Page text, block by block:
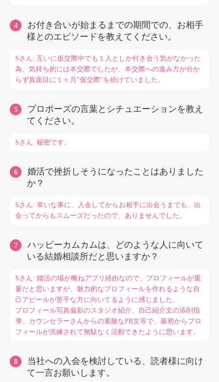
お付き合いが始まるまでの期間での、お相手
様とのエピソードを教えてください。
Sさん: 互いに仮交際中でも１人としか付き合う気がなかった
為、気持ち的には本交際でしたが、本交際への進み方が分か
らず真面目に１ヶ月"仮交際"を続けていました。
プロポーズの言葉とシチュエーションを教え
てください。
Sさん: 秘密です。
婚活で挫折しそうになったことはありました
か？
Sさん: 幸いな事に、入会してからお相手に出会うまでも、出
会ってからもスムーズだったので、ありませんでした。
ハッピーカムカムは、どのような人に向いて
いる結婚相談所だと思いますか？
Sさん: 婚活の場が概ねアプリ経由なので、プロフィールが重
要だと思いますが、魅力的なプロフィールを作れるような自
己アピールが苦手な方に向いてるように感じました。
プロフィール写真撮影のスタジオ紹介、自己紹介文の添削指
導、カウンセラーさんからの素敵なPR文等で、最初からプロ
フィールが洗練されて無駄なく活動できたように思います。
当社への入会を検討している、読者様に向け
て一言お願いします。